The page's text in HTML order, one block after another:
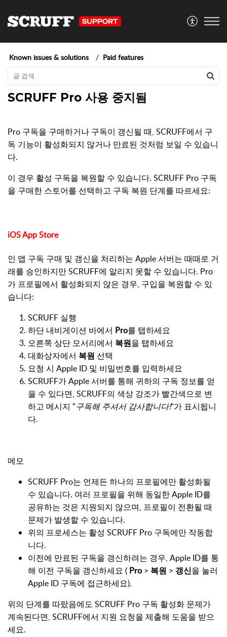
Known issues & solutions Paid features
SCRUFF Pro 사용 중지됨
Pro 구독을 구매하거나 구독이 갱신될 때, SCRUFF에서 구
독 기능이 활성화되지 않거나 만료된 것처럼 보일 수 있습니
다.
이 경우 활성 구독을 복원할 수 있습니다. SCRUFF Pro 구독
을 구매한 스토어를 선택하고 구독 복원 단계를 따르세요:
iOS App Store
인 앱 구독 구매 및 갱신을 처리하는 Apple 서버는 때때로 거
래를 승인하지만 SCRUFF에 알리지 못할 수 있습니다. Pro
가 프로필에서 활성화되지 않은 경우, 구입을 복원할 수 있
습니다:
SCRUFF 실행
하단 내비게이션 바에서 Pro를 탭하세요
오른쪽 상단 모서리에서 복원을 탭하세요
대화상자에서 복원 선택
요청 시 Apple ID 및 비밀번호를 입력하세요
SCRUFF가 Apple 서버를 통해 귀하의 구독 정보를 얻
을 수 있다면, SCRUFF의 색상 강조가 빨간색으로 변
하고 메시지 "구독해 주셔서 감사합니다!"가 표시됩니
다.
메모
SCRUFF Pro는 언제든 하나의 프로필에만 활성화될
수 있습니다. 여러 프로필을 위해 동일한 Apple ID를
공유하는 것은 지원되지 않으며, 프로필이 전환될 때
문제가 발생할 수 있습니다.
위의 프로세스는 활성 SCRUFF Pro 구독에만 작동합
니다.
이전에 만료된 구독을 갱신하려는 경우, Apple ID를 통
해 이전 구독을 갱신하세요 ( Pro > 복원 > 갱신을 눌러
Apple ID 구독에 접근하세요).
위의 단계를 따랐음에도 SCRUFF Pro 구독 활성화 문제가
계속된다면, SCRUFF에서 지원 요청을 제출해 도움을 받으
세요.